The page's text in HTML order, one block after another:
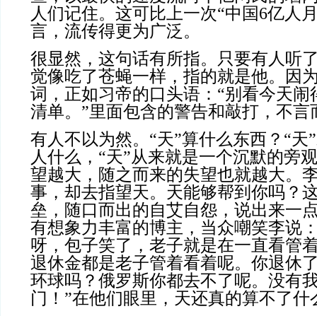
人们记住。这可比上一次“中国6亿人
言，流传得更为广泛。
很显然，这句话有所指。只要有人听
觉像吃了苍蝇一样，指的就是他。因
词，正如习帝的口头语：“别看今天闹
清单。”里面包含的警告和敲打，不言
有人不以为然。“天”算什么东西？“天
人什么，“天”从来就是一个沉默的旁
望越大，随之而来的失望也就越大。
事，却去指望天。天能够帮到你吗？
垒，随口而出的自艾自怨，说出来一
有想象力丰富的博主，当众嘲笑李说
呀，包子笑了，老子就是在一直看管
退休金都是老子管着看着呢。你退休
环球吗？俄罗斯你都去不了呢。没有
门！”在他们眼里，天还真的算不了什